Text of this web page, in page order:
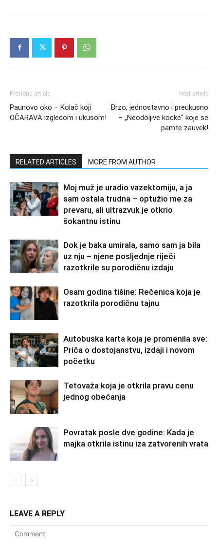
Previous article
Paunovo oko – Kolač koji
OČARAVA izgledom i ukusom!
Next article
Brzo, jednostavno i preukusno
– „Neodoljive kocke“ koje se
pamte zauvek!
RELATED ARTICLES MORE FROM AUTHOR
Moj muž je uradio vazektomiju, a ja
sam ostala trudna – optužio me za
prevaru, ali ultrazvuk je otkrio
šokantnu istinu
Dok je baka umirala, samo sam ja bila
uz nju – njene posljednje riječi
razotkrile su porodičnu izdaju
Osam godina tišine: Rečenica koja je
razotkrila porodičnu tajnu
Autobuska karta koja je promenila sve:
Priča o dostojanstvu, izdaji i novom
početku
Tetovaža koja je otkrila pravu cenu
jednog obećanja
Povratak posle dve godine: Kada je
majka otkrila istinu iza zatvorenih vrata
LEAVE A REPLY